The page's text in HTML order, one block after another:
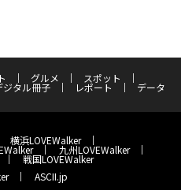
グルメ スポット
ジタル冊子 レポート データ
横浜LOVEWalker
九州LOVEWalker
戦国LOVEWalker
ASCII.jp